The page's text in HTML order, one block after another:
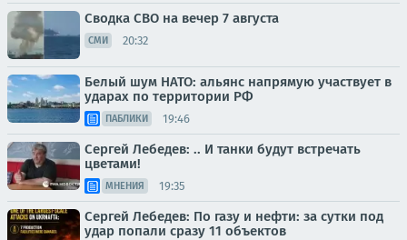
Сводка СВО на вечер 7 августа
СМИ 20:32
Белый шум НАТО: альянс напрямую участвует в
ударах по территории РФ
ПАБЛИКИ 19:46
Сергей Лебедев: .. И танки будут встречать
цветами!
МНЕНИЯ 19:35
Сергей Лебедев: По газу и нефти: за сутки под
удар попали сразу 11 объектов